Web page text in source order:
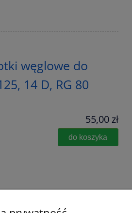
węglowe do
14 D, RG 80
55,00 zł
do koszyka